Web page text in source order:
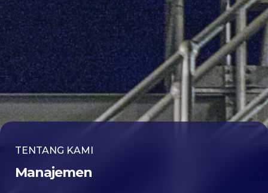
TENTANG KAMI
Manajemen